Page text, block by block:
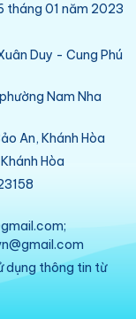
tháng 01 năm 2023
Duy - Cung Phú
Nam Nha
An, Khánh Hòa
Hòa
dụng thông tin từ